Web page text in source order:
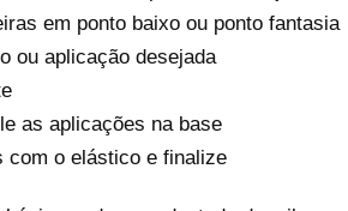
em ponto baixo ou ponto fantasia
ou aplicação desejada
as aplicações na base
com o elástico e finalize